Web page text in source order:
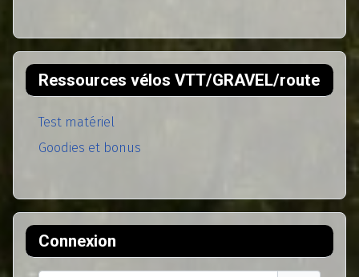
Ressources vélos VTT/GRAVEL/route
Test matériel
Goodies et bonus
Connexion